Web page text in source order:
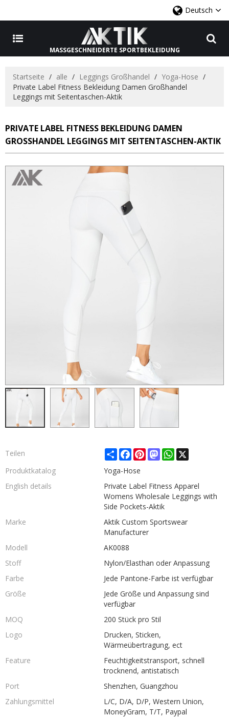
Deutsch
MASSGESCHNEIDERTE SPORTBEKLEIDUNG
Startseite / alle / Leggings Großhandel / Yoga-Hose /
Private Label Fitness Bekleidung Damen Großhandel
Leggings mit Seitentaschen-Aktik
PRIVATE LABEL FITNESS BEKLEIDUNG DAMEN
GROSSHANDEL LEGGINGS MIT SEITENTASCHEN-AKTIK
Teilen ShareFacebook
PinterestMastodonWhatsApp
X
Produktkatalog
Yoga-Hose
English details
Private Label Fitness Apparel
Womens Wholesale Leggings with
Side Pockets-Aktik
Marke
Aktik Custom Sportswear
Manufacturer
Modell
AK0088
Stoff
Nylon/Elasthan oder Anpassung
Farbe
Jede Pantone-Farbe ist verfügbar
Größe
Jede Größe und Anpassung sind
verfügbar
MOQ
200 Stück pro Stil
Logo
Drucken, Sticken,
Wärmeübertragung, ect
Feature
Feuchtigkeitstransport, schnell
trocknend, antistatisch
Port
Shenzhen, Guangzhou
Zahlungsmittel
L/C, D/A, D/P, Western Union,
MoneyGram, T/T, Paypal